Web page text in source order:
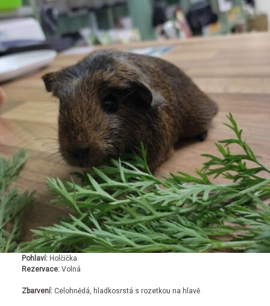
Pohlaví:Holčička
Rezervace:Volná
Zbarvení:Celohnědá, hladkosrstá s rozetkou na hlavě